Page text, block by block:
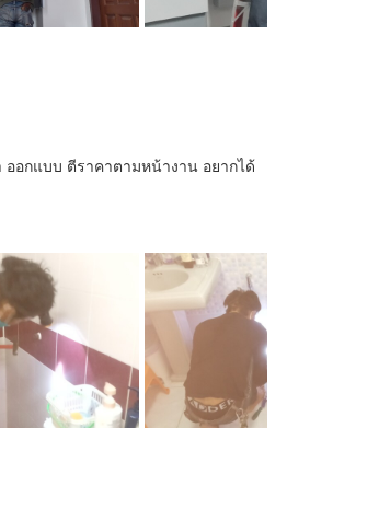
อกแบบ ตีราคาตามหน้างาน อยากได้